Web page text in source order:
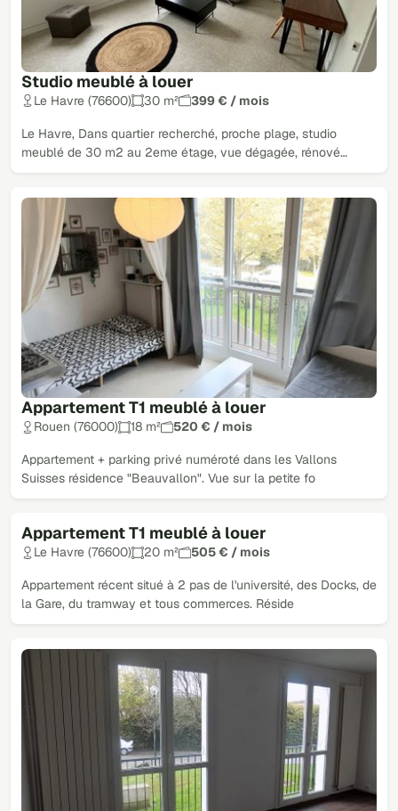
Studio meublé à louer
Le Havre (76600) 30 m² 399 € / mois
Le Havre, Dans quartier recherché, proche plage, studio
meublé de 30 m2 au 2eme étage, vue dégagée, rénové…
Appartement T1 meublé à louer
Rouen (76000) 18 m² 520 € / mois
Appartement + parking privé numéroté dans les Vallons
Suisses résidence "Beauvallon". Vue sur la petite fo
Appartement T1 meublé à louer
Le Havre (76600) 20 m² 505 € / mois
Appartement récent situé à 2 pas de l'université, des Docks, de
la Gare, du tramway et tous commerces. Réside